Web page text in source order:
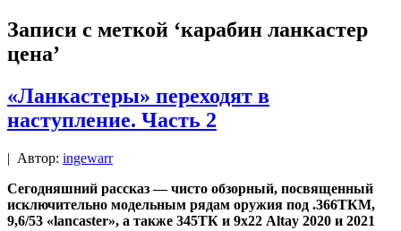
Записи с меткой ‘карабин ланкастер
цена’
«Ланкастеры» переходят в
наступление. Часть 2
| Автор: ingewarr
Сегодняшний рассказ — чисто обзорный, посвященный
исключительно модельным рядам оружия под .366ТКМ,
9,6/53 «lancaster», а также 345ТК и 9х22 Altay 2020 и 2021